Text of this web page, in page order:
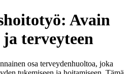
Avain
terveyteen
osa terveydenhuoltoa, joka